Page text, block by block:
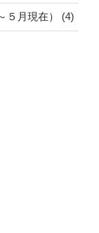
月現在） (4)